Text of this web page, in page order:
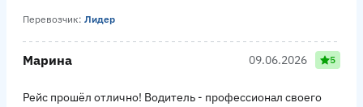
Перевозчик: Лидер
Марина 09.06.2026 5
Рейс прошёл отлично! Водитель - профессионал своего